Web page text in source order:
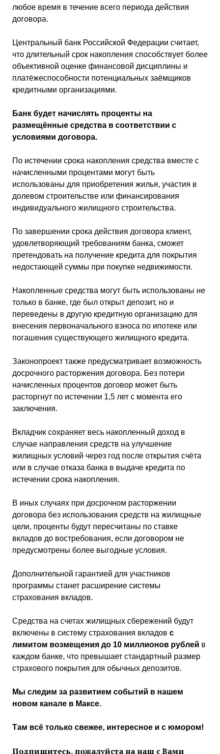
любое время в течение всего периода действия
договора.
Центральный банк Российской Федерации считает,
что длительный срок накопления способствует более
объективной оценке финансовой дисциплины и
платёжеспособности потенциальных заёмщиков
кредитными организациями.
Банк будет начислять проценты на
размещённые средства в соответствии с
условиями договора.
По истечении срока накопления средства вместе с
начисленными процентами могут быть
использованы для приобретения жилья, участия в
долевом строительстве или финансирования
индивидуального жилищного строительства.
По завершении срока действия договора клиент,
удовлетворяющий требованиям банка, сможет
претендовать на получение кредита для покрытия
недостающей суммы при покупке недвижимости.
Накопленные средства могут быть использованы не
только в банке, где был открыт депозит, но и
переведены в другую кредитную организацию для
внесения первоначального взноса по ипотеке или
погашения существующего жилищного кредита.
Законопроект также предусматривает возможность
досрочного расторжения договора. Без потери
начисленных процентов договор может быть
расторгнут по истечении 1,5 лет с момента его
заключения.
Вкладчик сохраняет весь накопленный доход в
случае направления средств на улучшение
жилищных условий через год после открытия счёта
или в случае отказа банка в выдаче кредита по
истечении срока накопления.
В иных случаях при досрочном расторжении
договора без использования средств на жилищные
цели, проценты будут пересчитаны по ставке
вкладов до востребования, если договором не
предусмотрены более выгодные условия.
Дополнительной гарантией для участников
программы станет расширение системы
страхования вкладов.
Средства на счетах жилищных сбережений будут
включены в систему страхования вкладов с
лимитом возмещения до 10 миллионов рублей в
каждом банке, что превышает стандартный размер
страхового покрытия для обычных депозитов.
Мы следим за развитием событий в нашем
новом канале в Максе.
Там всё только свежее, интересное и с юмором!
Подпишитесь, пожалуйста на наш с Вами